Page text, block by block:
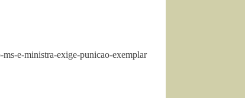
e-ministra-exige-punicao-exemplar